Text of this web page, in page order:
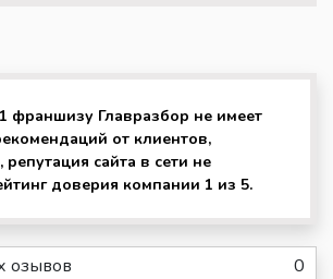
франшизу Главразбор не имеет
от клиентов,
репутация сайта в сети не
доверия компании 1 из 5.
озывов 0